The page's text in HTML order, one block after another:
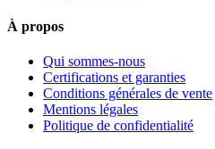
À propos
Qui sommes-nous
Certifications et garanties
Conditions générales de vente
Mentions légales
Politique de confidentialité